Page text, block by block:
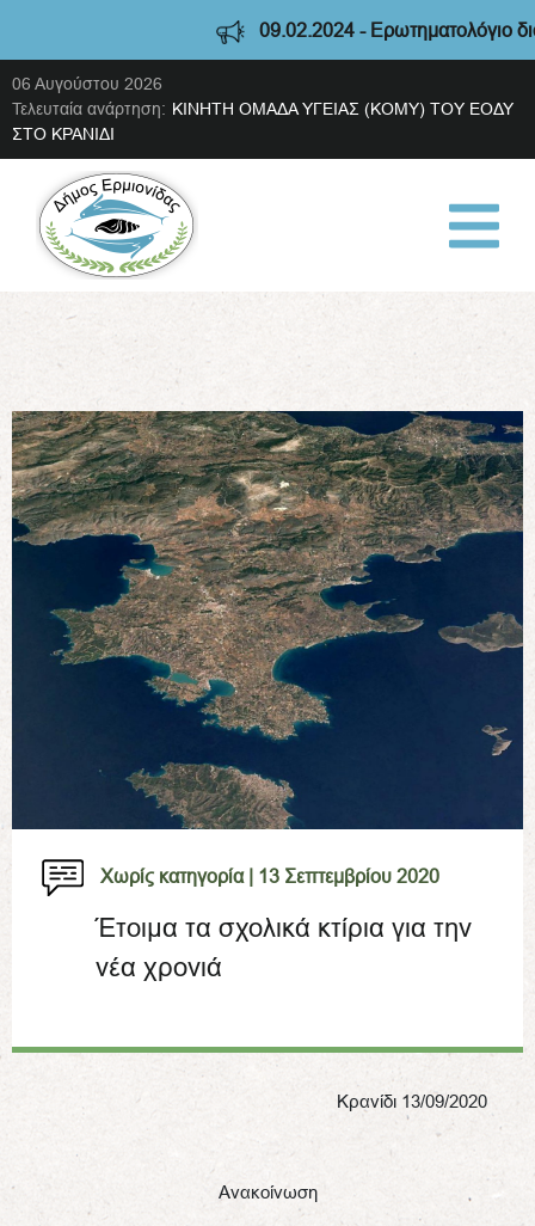
09.02.2024 - Ερωτηματολόγιο
06 Αυγούστου 2026
Τελευταία ανάρτηση: ΚΙΝΗΤΗ ΟΜΑΔΑ ΥΓΕΙΑΣ (ΚΟΜΥ) ΤΟΥ ΕΟΔΥ
ΣΤΟ ΚΡΑΝΙΔΙ
Χωρίς κατηγορία | 13 Σεπτεμβρίου 2020
Έτοιμα τα σχολικά κτίρια για την
νέα χρονιά
Κρανίδι 13/09/2020
Ανακοίνωση